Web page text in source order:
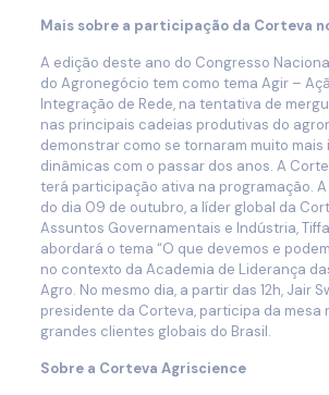
Mais sobre a participação da Corteva
A edição deste ano do Congresso
do Agronegócio tem como tema Agir –
Integração de Rede, na tentativa de
nas principais cadeias produtivas do
demonstrar como se tornaram muito
dinâmicas com o passar dos anos. A
terá participação ativa na programação. A
do dia 09 de outubro, a líder global da
Assuntos Governamentais e Indústria,
abordará o tema “O que devemos e
no contexto da Academia de Liderança
Agro. No mesmo dia, a partir das 12h, Jair
presidente da Corteva, participa da mesa
grandes clientes globais do Brasil.
Sobre a Corteva Agriscience